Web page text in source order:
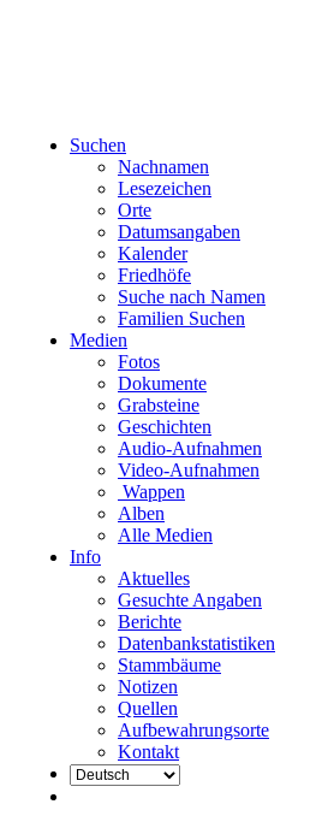
Suchen
Nachnamen
Lesezeichen
Orte
Datumsangaben
Kalender
Friedhöfe
Suche nach Namen
Familien Suchen
Medien
Fotos
Dokumente
Grabsteine
Geschichten
Audio-Aufnahmen
Video-Aufnahmen
Wappen
Alben
Alle Medien
Info
Aktuelles
Gesuchte Angaben
Berichte
Datenbankstatistiken
Stammbäume
Notizen
Quellen
Aufbewahrungsorte
Kontakt